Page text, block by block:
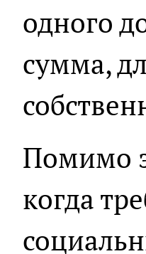
одного
сумма,
Помимо
когда